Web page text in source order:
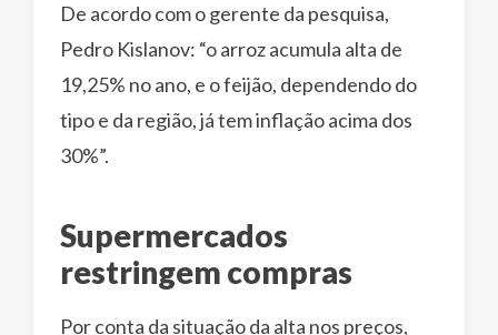
De acordo com o gerente da pesquisa,
Pedro Kislanov: “o arroz acumula alta de
19,25% no ano, e o feijão, dependendo do
tipo e da região, já tem inflação acima dos
30%”.
Supermercados
restringem compras
Por conta da situação da alta nos preços,